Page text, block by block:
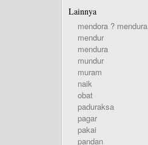
Lainnya
mendora ? mendura
mendur
mendura
mundur
muram
naik
obat
paduraksa
pagar
pakai
pandan